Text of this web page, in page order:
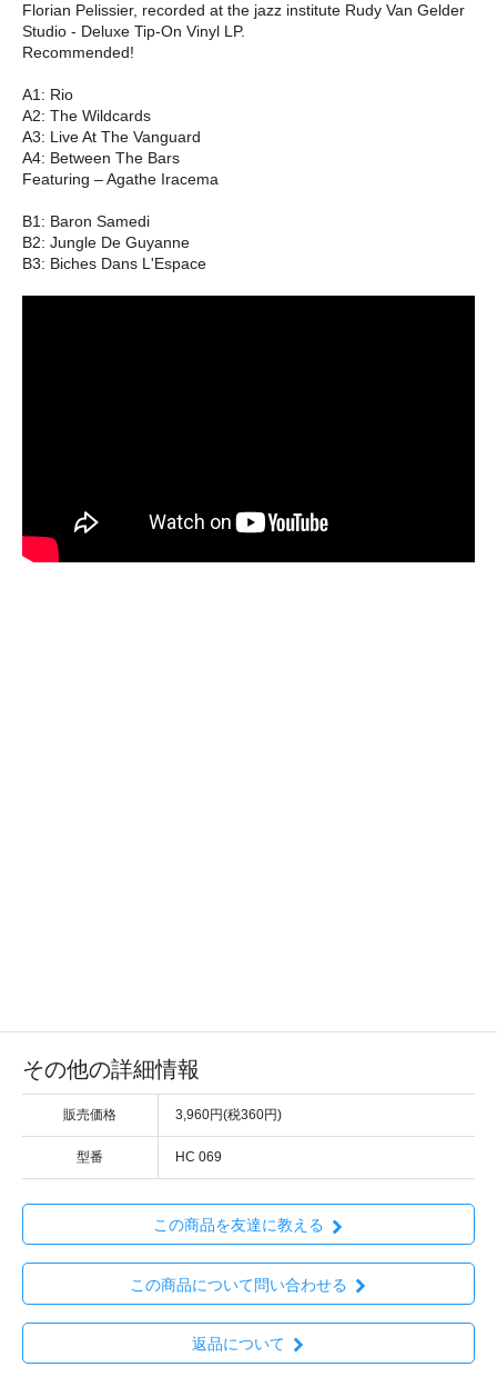
Florian Pelissier, recorded at the jazz institute Rudy Van Gelder
Studio - Deluxe Tip-On Vinyl LP.
Recommended!
A1: Rio
A2: The Wildcards
A3: Live At The Vanguard
A4: Between The Bars
Featuring – Agathe Iracema
B1: Baron Samedi
B2: Jungle De Guyanne
B3: Biches Dans L'Espace
その他の詳細情報
販売価格 3,960円(税360円)
型番 HC 069
この商品を友達に教える
この商品について問い合わせる
返品について